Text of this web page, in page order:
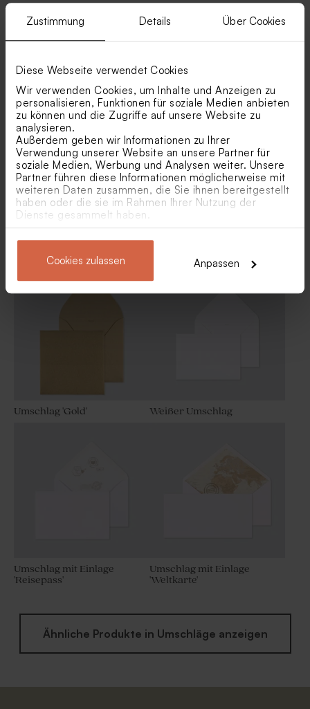
Zustimmung Details Über Cookies
Diese Webseite verwendet Cookies
Wir verwenden Cookies, um Inhalte und Anzeigen zu
personalisieren, Funktionen für soziale Medien anbieten
zu können und die Zugriffe auf unsere Website zu
analysieren.
Außerdem geben wir Informationen zu Ihrer
Verwendung unserer Website an unsere Partner für
soziale Medien, Werbung und Analysen weiter. Unsere
Partner führen diese Informationen möglicherweise mit
weiteren Daten zusammen, die Sie ihnen bereitgestellt
haben oder die sie im Rahmen Ihrer Nutzung der
Dienste gesammelt haben.
Cookies zulassen Anpassen
Eukalyptus Umschlag mit
spitzer Klappe
Eleganter Umschlag mit rosa
Einlage mit Blattdesign und
Umschlag 'Gold' Weißer Umschlag
Umschlag mit Einlage
'Reisepass'
Umschlag mit Einlage
'Weltkarte'
Ähnliche Produkte in Umschläge anzeigen